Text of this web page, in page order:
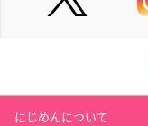
にじめんについて